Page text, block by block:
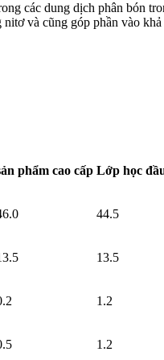
các dung dịch phân bón
và cũng góp phần vào
phẩm cao cấp Lớp học
44.5
13.5
1.2
1.2